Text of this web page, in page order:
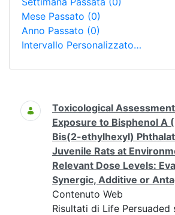
Mese Passato (0)
Anno Passato (0)
Intervallo Personalizzato…
Ricerca
Toxicological
Exposure to Bisphenol A
Bis(2-ethylhexyl)
Juvenile Rats at
Relevant Dose Levels:
Synergic, Additive or
Contenuto Web
Risultati di Life Persuaded